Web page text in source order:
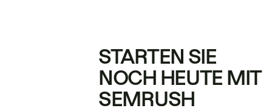
STARTEN SIE
NOCH HEUTE MIT
SEMRUSH